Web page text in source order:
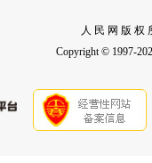
人 民 网 版 权
Copyright © 1997-